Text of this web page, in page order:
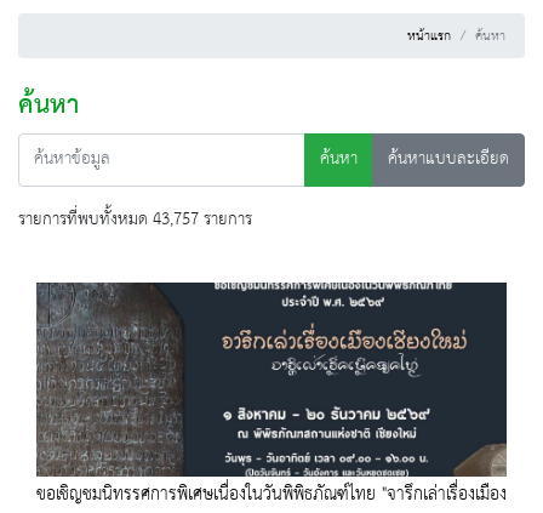
หน้าแรก ค้นหา
ค้นหา
ค้นหา
ค้นหาแบบละเอียด
รายการที่พบทั้งหมด 43,757 รายการ
ขอเชิญชมนิทรรศการพิเศษเนื่องในวันพิพิธภัณฑ์ไทย "จารึกเล่าเรื่องเมือง